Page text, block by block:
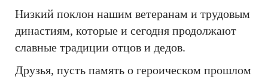
Низкий поклон нашим ветеранам и трудовым
династиям, которые и сегодня продолжают
славные традиции отцов и дедов.
Друзья, пусть память о героическом прошлом